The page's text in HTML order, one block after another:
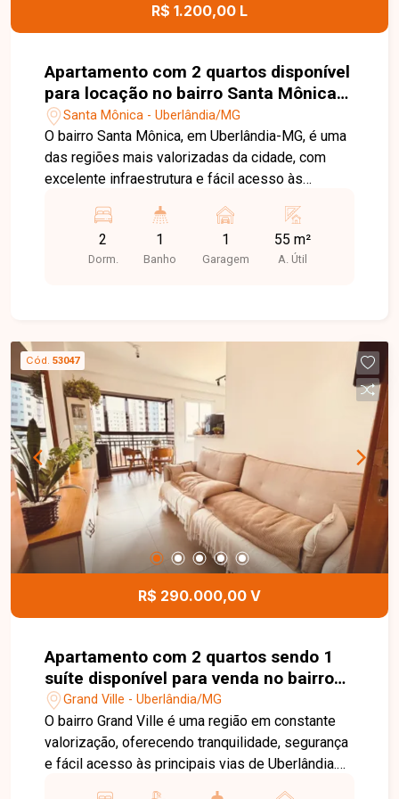
R$ 1.200,00 L
Apartamento com 2 quartos disponível
para locação no bairro Santa Mônica
em Uberlândia-MG
Santa Mônica - Uberlândia/MG
O bairro Santa Mônica, em Uberlândia-MG, é uma
das regiões mais valorizadas da cidade, com
excelente infraestrutura e fácil acesso às
supermercados, escolas, farmácias, restaurantes
e diversos comércios, oferece praticidade,
conforto e qualidade de vida. Apartamento
cozinha com armários e 01 vaga de garagem
coberta. Uma excelente opção para quem busca
conforto e praticidade em uma das melhores
localizações da cidade. Entre em contato para
mais informações e agende uma visita para
conhecer este excelente imóvel.
2
Dorm.
1
Banho
1
Garagem
55 m²
A. Útil
Cód. 53047
R$ 290.000,00 V
Apartamento com 2 quartos sendo 1
suíte disponível para venda no bairro
Grand Ville em Uberlândia-MG
Grand Ville - Uberlândia/MG
O bairro Grand Ville é uma região em constante
valorização, oferecendo tranquilidade, segurança
e fácil acesso às principais vias de Uberlândia.